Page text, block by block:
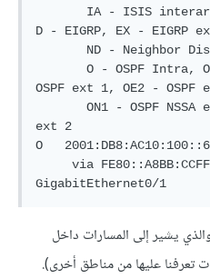
D - EIGRP, EX - EIGRP
OSPF ext 1, OE2 - OSPF
ext 2
O
يشير إلى المسارات داخل
تعرفنا عليها من مناطق أخرى).